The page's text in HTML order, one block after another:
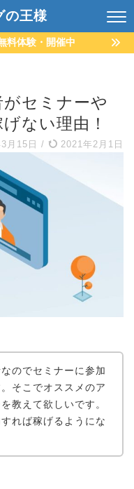
の王様
料体験・開催中
セミナーや
ない理由！
月15日 / 2021年2月1日
のでセミナーに参加
そこでオススメのア
教えて欲しいです。
れば稼げるようにな